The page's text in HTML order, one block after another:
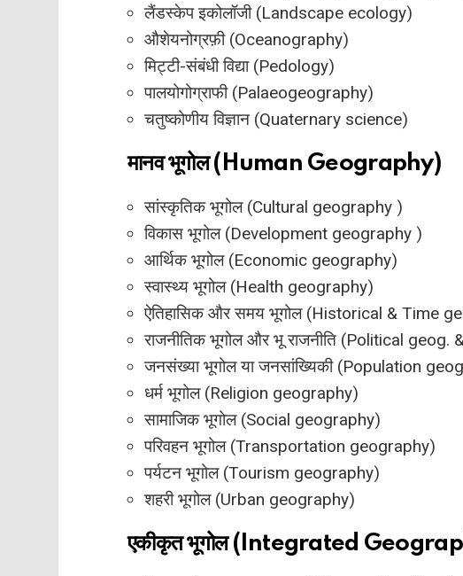
लैंडस्केप इकोलॉजी (Landscape ecology)
औशेयनोग्रफ़ी (Oceanography)
मिट्टी-संबंधी विद्या (Pedology)
पालयोगोग्राफी (Palaeogeography)
चतुष्कोणीय विज्ञान (Quaternary science)
मानव भूगोल (Human Geography)
सांस्कृतिक भूगोल (Cultural geography )
विकास भूगोल (Development geography )
आर्थिक भूगोल (Economic geography)
स्वास्थ्य भूगोल (Health geography)
ऐतिहासिक और समय भूगोल (Historical & Time
राजनीतिक भूगोल और भू राजनीति (Political geog.
जनसंख्या भूगोल या जनसांख्यिकी (Population
धर्म भूगोल (Religion geography)
सामाजिक भूगोल (Social geography)
परिवहन भूगोल (Transportation geography)
पर्यटन भूगोल (Tourism geography)
शहरी भूगोल (Urban geography)
एकीकृत भूगोल (Integrated